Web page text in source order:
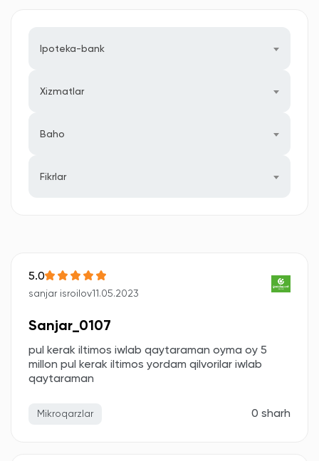
Ipoteka-bank
Xizmatlar
Baho
Fikrlar
5.0
sanjar isroilov11.05.2023
Sanjar_0107
pul kerak iltimos iwlab qaytaraman oyma oy 5
millon pul kerak iltimos yordam qilvorilar iwlab
qaytaraman
Mikroqarzlar 0 sharh